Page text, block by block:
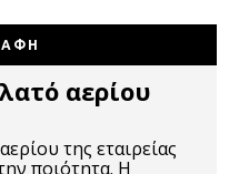
αερίου
της εταιρείας
ποιότητα. Η